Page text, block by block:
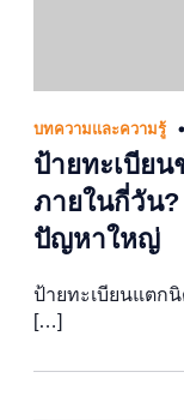
บทความและความรู้
ป้ายทะเบีย
ภายในกี่วัน?
ปัญหาใหญ่
ป้ายทะเบียนแตก
[…]